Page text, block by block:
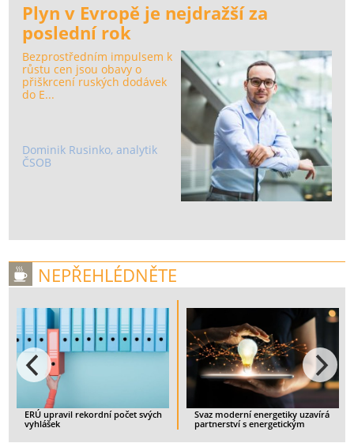
Plyn v Evropě je nejdražší za
poslední rok
Bezprostředním impulsem k
růstu cen jsou obavy o
přiškrcení ruských dodávek
do E...
Dominik Rusinko, analytik
ČSOB
NEPŘEHLÉDNĚTE
ERÚ upravil rekordní počet svých
vyhlášek
Svaz moderní energetiky uzavírá
partnerství s energetickým
startupem IQstat